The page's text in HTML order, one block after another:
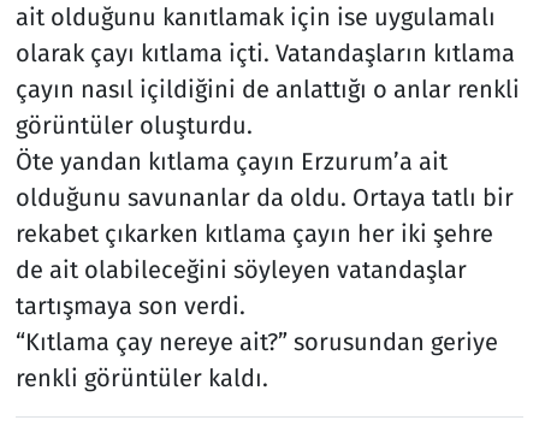
ait olduğunu kanıtlamak için ise uygulamalı
olarak çayı kıtlama içti. Vatandaşların kıtlama
çayın nasıl içildiğini de anlattığı o anlar renkli
görüntüler oluşturdu.
Öte yandan kıtlama çayın Erzurum’a ait
olduğunu savunanlar da oldu. Ortaya tatlı bir
rekabet çıkarken kıtlama çayın her iki şehre
de ait olabileceğini söyleyen vatandaşlar
tartışmaya son verdi.
“Kıtlama çay nereye ait?” sorusundan geriye
renkli görüntüler kaldı.